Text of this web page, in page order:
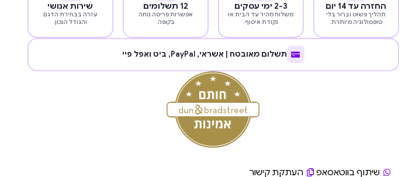
החזרה עד 14 יום
תהליך פשוט וברור בלי
טופסולוגיה מיותרת.
2-3 ימי עסקים
משלוח מהיר עד הבית או
נקודת איסוף.
12 תשלומים
אפשרות פריסה נוחה
בקופה.
שירות אנושי
עזרה בבחירת הדגם
והגודל הנכון.
תשלום מאובטח | אשראי, PayPal, ביט ואפל פיי
שיתוף בווטאסאפ העתקת קישור